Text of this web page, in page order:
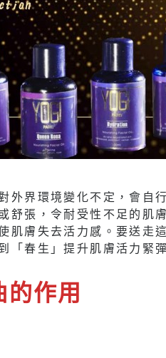
外界環境變化不定，會自
舒張，令耐受性不足的肌
肌膚失去活力感。要送走
「春生」提升肌膚活力緊
的作用